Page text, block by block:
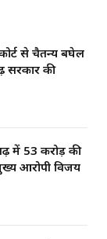
कोर्ट से चैतन्य बघेल
सरकार की
में 53 करोड़ की
आरोपी विजय